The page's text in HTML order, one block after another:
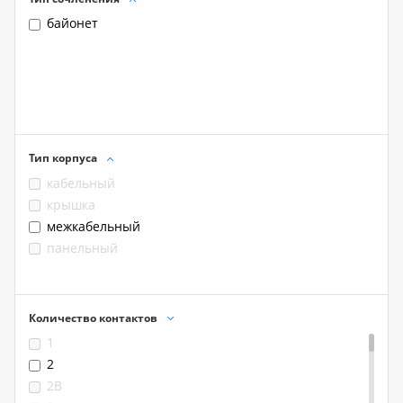
байонет
Тип корпуса
кабельный
крышка
межкабельный
панельный
Количество контактов
1
2
2B